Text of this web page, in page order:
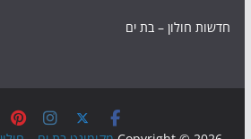
חדשות חולון – בת ים